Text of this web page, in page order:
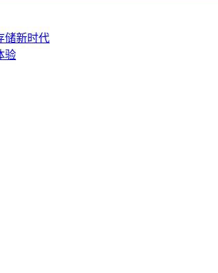
储新时代
验